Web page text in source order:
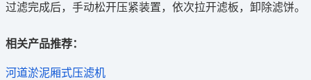
过滤完成后，手动松开压紧装置，依次拉开滤板，卸除滤饼。
相关产品推荐：
河道淤泥厢式压滤机